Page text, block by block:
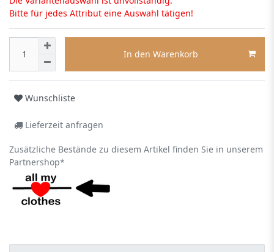
Bitte für jedes Attribut eine Auswahl tätigen!
In den Warenkorb
Wunschliste
Lieferzeit anfragen
Zusätzliche Bestände zu diesem Artikel finden Sie in unserem
Partnershop*